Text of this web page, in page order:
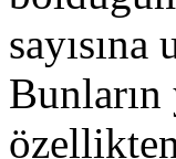
sayısına